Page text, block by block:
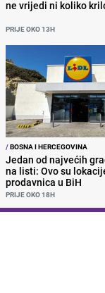
ne vrijedi ni koliko
PRIJE OKO 13H
/BOSNA I HERCEGOVINA
Jedan od najvećih
na listi: Ovo su
prodavnica u BiH
PRIJE OKO 18H